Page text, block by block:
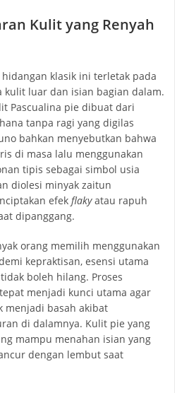
Kulit yang Renyah
klasik ini terletak pada
kulit luar dan isian bagian dalam.
Pascualina pie dibuat dari
tanpa ragi yang digilas
bahkan menyebutkan bahwa
di masa lalu menggunakan
tipis sebagai simbol usia
diolesi minyak zaitun
efek flakyatau rapuh
dipanggang.
orang memilih menggunakan
kepraktisan, esensi utama
boleh hilang. Proses
menjadi kunci utama agar
menjadi basah akibat
di dalamnya. Kulit pie yang
mampu menahan isian yang
dengan lembut saat